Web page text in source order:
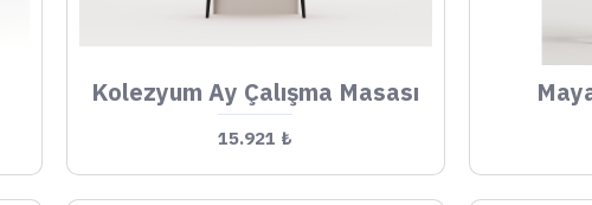
Kolezyum Ay Çalışma Masası
15.921 ₺